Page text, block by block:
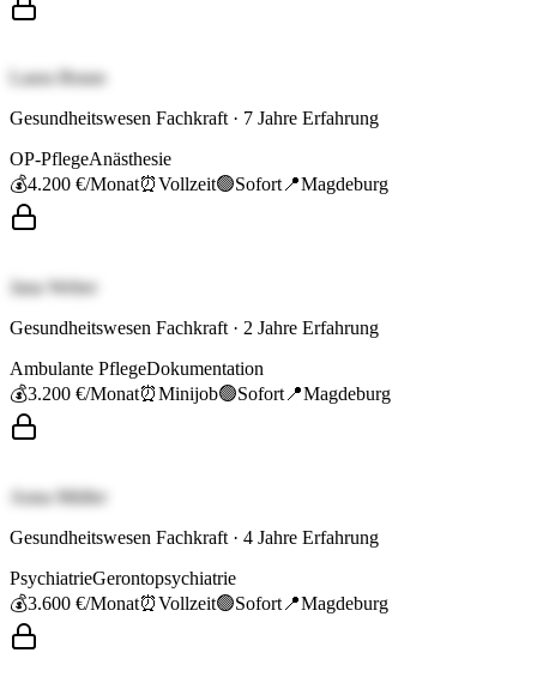
Laura Braun
Gesundheitswesen Fachkraft · 7 Jahre Erfahrung
OP-PflegeAnästhesie
💰4.200 €/Monat⏰Vollzeit🟢Sofort 📍Magdeburg
Jana Weber
Gesundheitswesen Fachkraft · 2 Jahre Erfahrung
Ambulante PflegeDokumentation
💰3.200 €/Monat⏰Minijob🟢Sofort 📍Magdeburg
Anna Müller
Gesundheitswesen Fachkraft · 4 Jahre Erfahrung
PsychiatrieGerontopsychiatrie
💰3.600 €/Monat⏰Vollzeit🟢Sofort 📍Magdeburg